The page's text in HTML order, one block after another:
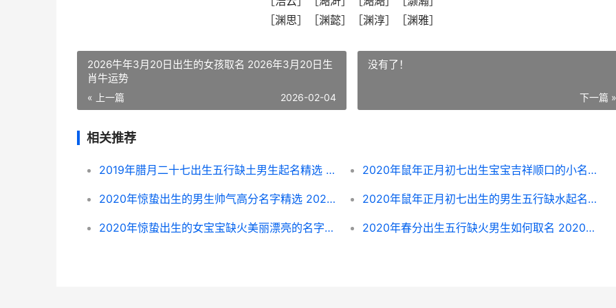
［渊思］［渊懿］［渊淳］［渊雅］
2026牛年3月20日出生的女孩取名 2026年3月20日生
肖牛运势
« 上一篇 2026-02-04
没有了！
下一篇 »
相关推荐
2019年腊月二十七出生五行缺土男生起名精选 2026年农历二月二十八是几月几号 2020年鼠年正月初七出生宝宝吉祥顺口的小名乳名锦集 2020鼠年正月出生的宝宝怎么样
2020年惊蛰出生的男生帅气高分名字精选 2020年惊蛰出生的鼠宝宝好不好 2020年鼠年正月初七出生的男生五行缺水起名最好听的名字 2020年正月出生的属鼠人好不好
2020年惊蛰出生的女宝宝缺火美丽漂亮的名字精选 2020年惊蛰是哪天 2020年春分出生五行缺火男生如何取名 2020年春分在哪个星座